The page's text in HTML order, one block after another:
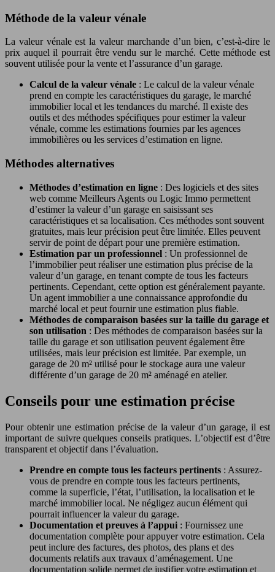
Méthode de la valeur vénale
La valeur vénale est la valeur marchande d’un bien, c’est-à-dire le
prix auquel il pourrait être vendu sur le marché. Cette méthode est
souvent utilisée pour la vente et l’assurance d’un garage.
Calcul de la valeur vénale : Le calcul de la valeur vénale
prend en compte les caractéristiques du garage, le marché
immobilier local et les tendances du marché. Il existe des
outils et des méthodes spécifiques pour estimer la valeur
vénale, comme les estimations fournies par les agences
immobilières ou les services d’estimation en ligne.
Méthodes alternatives
Méthodes d’estimation en ligne : Des logiciels et des sites
web comme Meilleurs Agents ou Logic Immo permettent
d’estimer la valeur d’un garage en saisissant ses
caractéristiques et sa localisation. Ces méthodes sont souvent
gratuites, mais leur précision peut être limitée. Elles peuvent
servir de point de départ pour une première estimation.
Estimation par un professionnel : Un professionnel de
l’immobilier peut réaliser une estimation plus précise de la
valeur d’un garage, en tenant compte de tous les facteurs
pertinents. Cependant, cette option est généralement payante.
Un agent immobilier a une connaissance approfondie du
marché local et peut fournir une estimation plus fiable.
Méthodes de comparaison basées sur la taille du garage et
son utilisation : Des méthodes de comparaison basées sur la
taille du garage et son utilisation peuvent également être
utilisées, mais leur précision est limitée. Par exemple, un
garage de 20 m² utilisé pour le stockage aura une valeur
différente d’un garage de 20 m² aménagé en atelier.
Conseils pour une estimation précise
Pour obtenir une estimation précise de la valeur d’un garage, il est
important de suivre quelques conseils pratiques. L’objectif est d’être
transparent et objectif dans l’évaluation.
Prendre en compte tous les facteurs pertinents : Assurez-
vous de prendre en compte tous les facteurs pertinents,
comme la superficie, l’état, l’utilisation, la localisation et le
marché immobilier local. Ne négligez aucun élément qui
pourrait influencer la valeur du garage.
Documentation et preuves à l’appui : Fournissez une
documentation complète pour appuyer votre estimation. Cela
peut inclure des factures, des photos, des plans et des
documents relatifs aux travaux d’aménagement. Une
documentation solide permet de justifier votre estimation et